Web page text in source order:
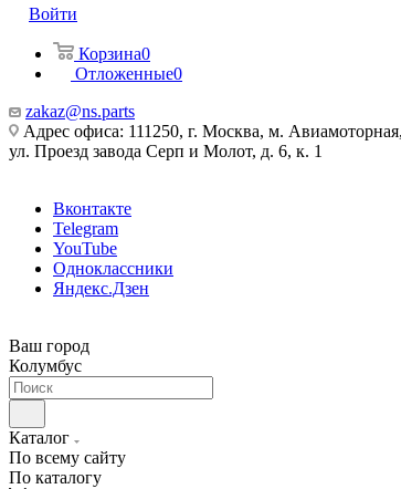
Войти
Корзина0
Отложенные0
zakaz@ns.parts
Адрес офиса: 111250, г. Москва, м.
ул. Проезд завода Серп и Молот, д. 6, к. 1
Вконтакте
Telegram
YouTube
Одноклассники
Яндекс.Дзен
Ваш город
Колумбус
Каталог
По всему сайту
По каталогу